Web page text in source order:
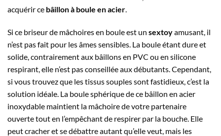
acquérir ce bâillon à boule en acier.
Si ce briseur de mâchoires en boule est un sextoyamusant, il
n’est pas fait pour les âmes sensibles. La boule étant dure et
solide, contrairement aux bâillons en PVC ou en silicone
respirant, elle n’est pas conseillée aux débutants. Cependant,
si vous trouvez que les tissus souples sont fastidieux, c’est la
solution idéale. La boule sphérique de ce bâillon en acier
inoxydable maintient la mâchoire de votre partenaire
ouverte tout en l’empêchant de respirer par la bouche. Elle
peut cracher et se débattre autant qu’elle veut, mais les